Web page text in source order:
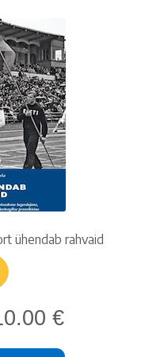
ühendab rahvaid
€Nykyinen
on: